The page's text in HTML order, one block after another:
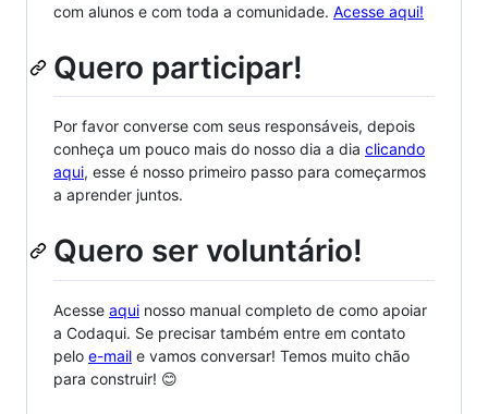
com alunos e com toda a comunidade. Acesse aqui!
Quero participar!
Por favor converse com seus responsáveis, depois
conheça um pouco mais do nosso dia a dia clicando
aqui, esse é nosso primeiro passo para começarmos
a aprender juntos.
Quero ser voluntário!
Acesse aqui nosso manual completo de como apoiar
a Codaqui. Se precisar também entre em contato
pelo e-mail e vamos conversar! Temos muito chão
para construir! 😊